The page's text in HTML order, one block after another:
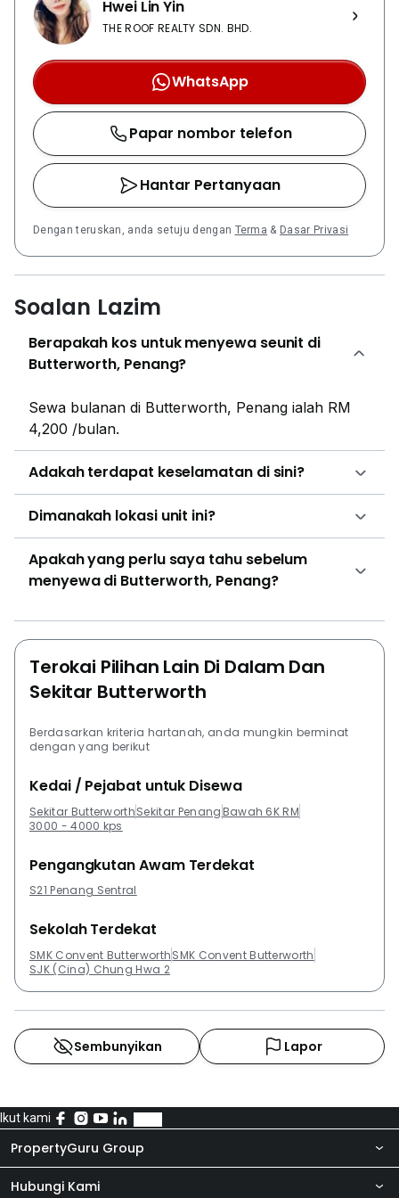
Hwei Lin Yin
THE ROOF REALTY SDN. BHD.
WhatsApp
Papar nombor telefon
Hantar Pertanyaan
Dengan teruskan, anda setuju dengan Terma & Dasar Privasi
Soalan Lazim
Berapakah kos untuk menyewa seunit di
Butterworth, Penang?
Sewa bulanan di Butterworth, Penang ialah RM
4,200 /bulan.
Adakah terdapat keselamatan di sini?
Dimanakah lokasi unit ini?
Apakah yang perlu saya tahu sebelum
menyewa di Butterworth, Penang?
Terokai Pilihan Lain Di Dalam Dan
Sekitar Butterworth
Berdasarkan kriteria hartanah, anda mungkin berminat
dengan yang berikut
Kedai / Pejabat untuk Disewa
Sekitar ButterworthSekitar Penang Bawah 6K RM
3000 - 4000 kps
Pengangkutan Awam Terdekat
S21 Penang Sentral
Sekolah Terdekat
SMK Convent ButterworthSMK Convent Butterworth
SJK (Cina) Chung Hwa 2
Sembunyikan Lapor
Ikut kami
PropertyGuru Group
Tentang kita
Hubungi Kami